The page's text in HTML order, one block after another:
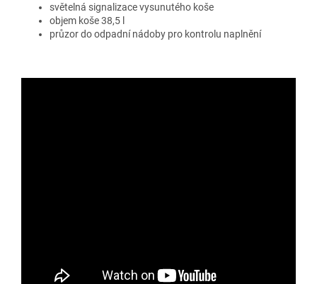
světelná signalizace vysunutého koše
objem koše 38,5 l
průzor do odpadní nádoby pro kontrolu naplnění